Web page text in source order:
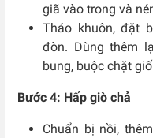
giã vào trong và
Tháo khuôn, đặt
đòn. Dùng thêm
bung, buộc chặt
Bước 4: Hấp giò chả
Chuẩn bị nồi,